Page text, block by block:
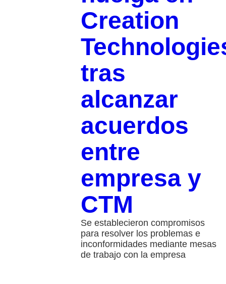
Creation
tras
alcanzar
acuerdos
entre
empresa y
CTM
Se establecieron compromisos
para resolver los problemas e
inconformidades mediante mesas
de trabajo con la empresa